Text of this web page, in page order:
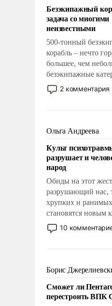
Безэкипажный
задача со многими
неизвестными
500-тонный
корабль – нечто
большее, чем
безэкипажные
применение
стало
сложна и
и ее реализация
поднимет наши
возможности.
2 комментария
Ольга Андреева
Культ
разрушает и
народ
Обиды на этот
разрушающий нас,
хрупких и
становятся новым
постепенно
отменяя
мужественным и
ударами судьбы,
ответственность,
слабым, идти
адаптироваться.
10
Борис
Сможет ли
перестроить